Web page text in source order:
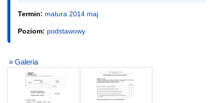
Termin: matura 2014 maj
Poziom: podstawowy
» Galeria